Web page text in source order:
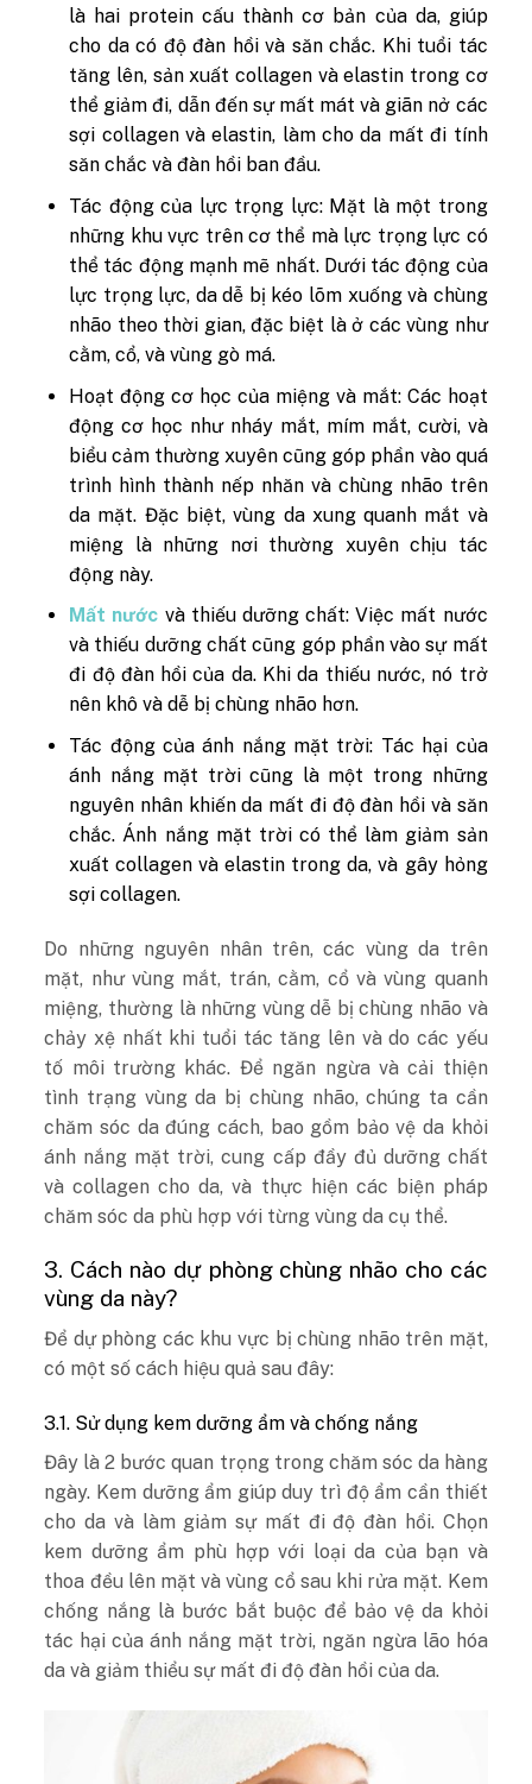
là hai protein cấu thành cơ bản của da, giúp
cho da có độ đàn hồi và săn chắc. Khi tuổi tác
tăng lên, sản xuất collagen và elastin trong cơ
thể giảm đi, dẫn đến sự mất mát và giãn nở các
sợi collagen và elastin, làm cho da mất đi tính
săn chắc và đàn hồi ban đầu.
Tác động của lực trọng lực: Mặt là một trong
những khu vực trên cơ thể mà lực trọng lực có
thể tác động mạnh mẽ nhất. Dưới tác động của
lực trọng lực, da dễ bị kéo lõm xuống và chùng
nhão theo thời gian, đặc biệt là ở các vùng như
cằm, cổ, và vùng gò má.
Hoạt động cơ học của miệng và mắt: Các hoạt
động cơ học như nháy mắt, mím mắt, cười, và
biểu cảm thường xuyên cũng góp phần vào quá
trình hình thành nếp nhăn và chùng nhão trên
da mặt. Đặc biệt, vùng da xung quanh mắt và
miệng là những nơi thường xuyên chịu tác
động này.
Mất nước và thiếu dưỡng chất: Việc mất nước
và thiếu dưỡng chất cũng góp phần vào sự mất
đi độ đàn hồi của da. Khi da thiếu nước, nó trở
nên khô và dễ bị chùng nhão hơn.
Tác động của ánh nắng mặt trời: Tác hại của
ánh nắng mặt trời cũng là một trong những
nguyên nhân khiến da mất đi độ đàn hồi và săn
chắc. Ánh nắng mặt trời có thể làm giảm sản
xuất collagen và elastin trong da, và gây hỏng
sợi collagen.
Do những nguyên nhân trên, các vùng da trên
mặt, như vùng mắt, trán, cằm, cổ và vùng quanh
miệng, thường là những vùng dễ bị chùng nhão và
chảy xệ nhất khi tuổi tác tăng lên và do các yếu
tố môi trường khác. Để ngăn ngừa và cải thiện
tình trạng vùng da bị chùng nhão, chúng ta cần
chăm sóc da đúng cách, bao gồm bảo vệ da khỏi
ánh nắng mặt trời, cung cấp đầy đủ dưỡng chất
và collagen cho da, và thực hiện các biện pháp
chăm sóc da phù hợp với từng vùng da cụ thể.
3. Cách nào dự phòng chùng nhão cho các
vùng da này?
Để dự phòng các khu vực bị chùng nhão trên mặt,
có một số cách hiệu quả sau đây:
3.1. Sử dụng kem dưỡng ẩm và chống nắng
Đây là 2 bước quan trọng trong chăm sóc da hàng
ngày. Kem dưỡng ẩm giúp duy trì độ ẩm cần thiết
cho da và làm giảm sự mất đi độ đàn hồi. Chọn
kem dưỡng ẩm phù hợp với loại da của bạn và
thoa đều lên mặt và vùng cổ sau khi rửa mặt. Kem
chống nắng là bước bắt buộc để bảo vệ da khỏi
tác hại của ánh nắng mặt trời, ngăn ngừa lão hóa
da và giảm thiểu sự mất đi độ đàn hồi của da.